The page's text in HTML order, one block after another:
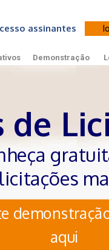
assinantes
Demonstração
de
aqui